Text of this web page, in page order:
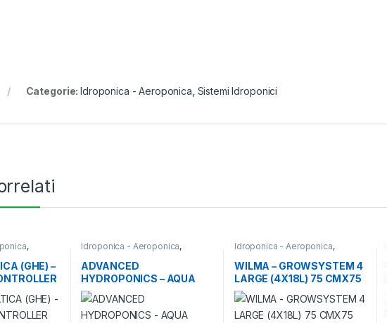
Categorie:Idroponica - Aeroponica Sistemi Idroponici
,
(GHE) –
S E L
Idroponica - Aeroponica,
Sistemi Idroponici
ADVANCED
HYDROPONICS – AQUA
SYSTEM + OMAGGIO
DUTCH FORMULA 3X0.5L
Idroponica - Aeroponica,
Sistemi Idroponici
WILMA – GROWSYSTEM 4
LARGE (4X18L) 75 CMX75
CMX20 CM